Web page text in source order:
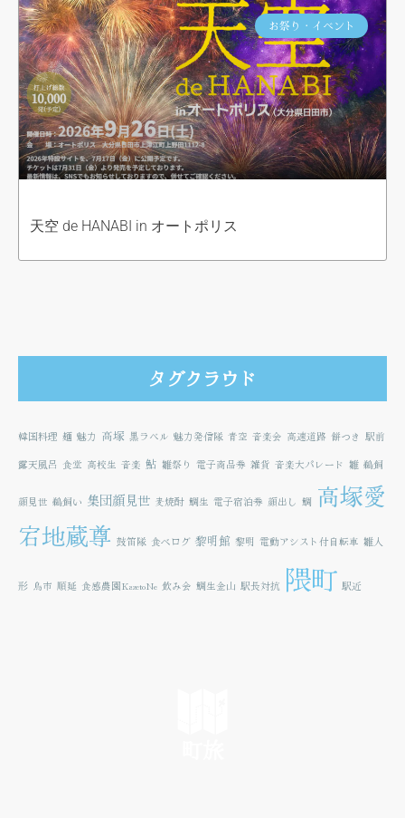
お祭り・イベント
天空 de HANABI in オートポリス
タグクラウド
韓国料理 麺 魅力 高塚 黒ラベル 魅力発信隊 青空 音楽会 高速道路 餅つき 駅前
露天風呂 食堂 高校生 音楽 鮎 雛祭り 電子商品券 雑貨 音楽大パレード 雛 鵜飼
顔見世 鵜飼い 集団顔見世 麦焼酎 鯛生 電子宿泊券 顔出し 鯛 高塚愛
宕地蔵尊 鼓笛隊 食べログ 黎明館 黎明 電動アシスト付自転車 雛人
形 鳥市 順延 食感農園KazetoNe 飲み会 鯛生金山 駅長対抗 隈町 駅近